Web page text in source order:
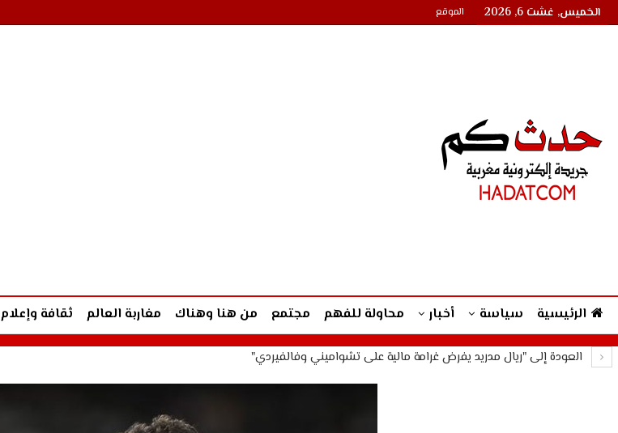
الخميس, غشت 6, 2026 الموقع
الرئيسية سياسة أخبار محاولة للفهم مجتمع من هنا وهناك مغاربة العالم ثقافة وإعلام
العودة إلى "ريال مدريد يفرض غرامة مالية على تشواميني وفالفيردي"